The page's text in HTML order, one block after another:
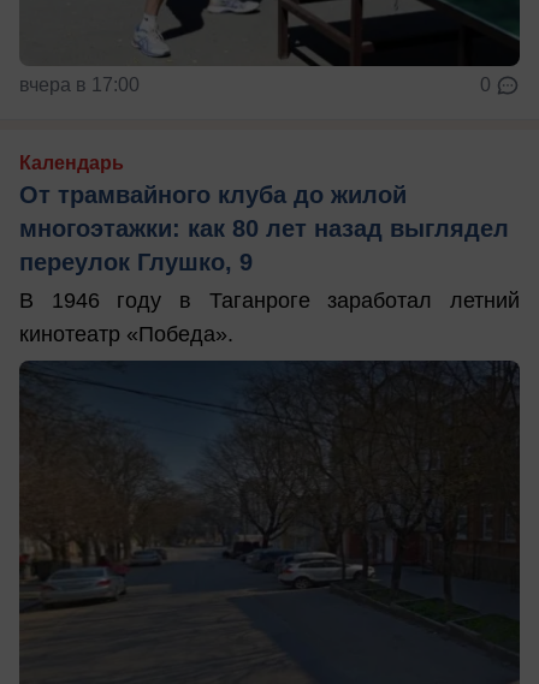
вчера в 17:00 0
Календарь
От трамвайного клуба до жилой
многоэтажки: как 80 лет назад выглядел
переулок Глушко, 9
В 1946 году в Таганроге заработал летний
кинотеатр «Победа».